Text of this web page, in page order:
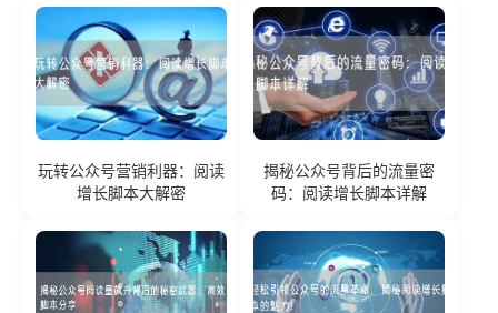
玩转公众号营销利器：阅读
增长脚本大解密
揭秘公众号背后的流量密
码：阅读增长脚本详解